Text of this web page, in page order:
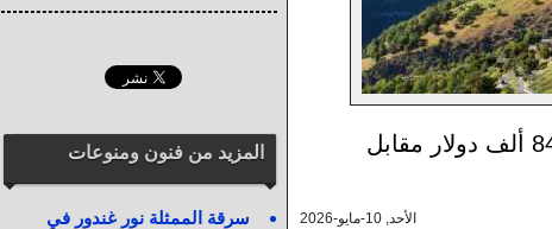
المزيد من فنون ومنوعات
سرقة الممثلة نور غندور في
بحثاً عن سكان جُدد: بلدة تدفع 84 ألف دولار مقابل
الأحد, 10-مايو-2026